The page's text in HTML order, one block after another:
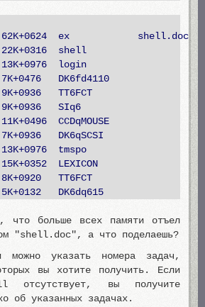
62K+0624 ex shell.doc
shell
login
DK6fd4110
TT6FCT
SIq6
CCDqMOUSE
DK6qSCSI
tmspo
LEXICON
TT6FCT
DK6dq615
что больше всех памяти отъел
"shell.doc", а что поделаешь?
можно указать номера задач,
вы хотите получить. Если
отсутствует, вы получите
об указанных задачах.